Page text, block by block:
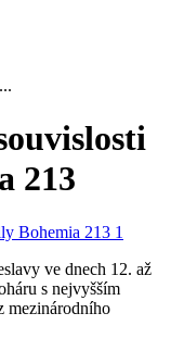
213
ve dnech 12. až
s nejvyšším
mezinárodního